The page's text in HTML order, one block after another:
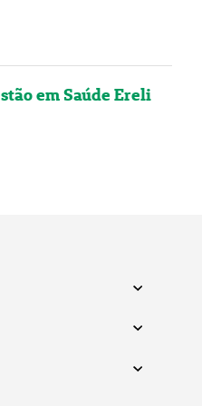
em Saúde Ereli